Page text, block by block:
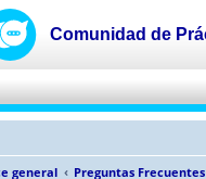
general Preguntas Frecuentes